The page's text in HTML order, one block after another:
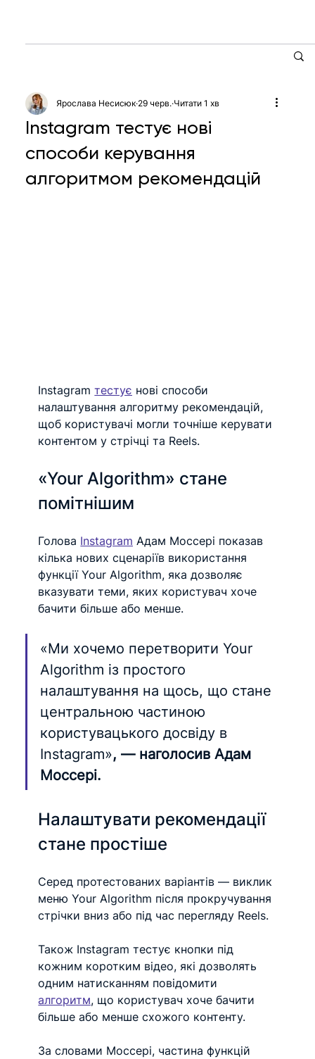
Instagram тестує нові
способи керування
алгоритмом рекомендацій
Ярослава Несисюк 29 черв. Читати 1 хв
Instagram тестує нові способи
налаштування алгоритму рекомендацій,
щоб користувачі могли точніше керувати
контентом у стрічці та Reels.
«Your Algorithm» стане
помітнішим
Голова Instagram Адам Моссері показав
кілька нових сценаріїв використання
функції Your Algorithm, яка дозволяє
вказувати теми, яких користувач хоче
бачити більше або менше.
«Ми хочемо перетворити Your
Algorithm із простого
налаштування на щось, що стане
центральною частиною
користувацького досвіду в
Instagram», — наголосив Адам
Моссері.
Налаштувати рекомендації
стане простіше
Серед протестованих варіантів — виклик
меню Your Algorithm після прокручування
стрічки вниз або під час перегляду Reels.
Також Instagram тестує кнопки під
кожним коротким відео, які дозволять
одним натисканням повідомити
алгоритм, що користувач хоче бачити
більше або менше схожого контенту.
За словами Моссері, частина функцій